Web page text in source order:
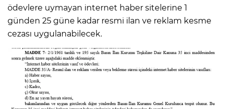
ödevlere uymayan internet haber sitelerine 1
günden 25 güne kadar resmi ilan ve reklam kesme
cezası uygulanabilecek.